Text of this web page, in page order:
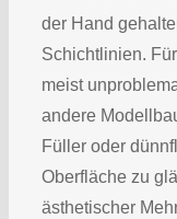
der Hand
Schichtlinien.
meist
andere
Füller oder
Oberfläche zu
ästhetischer